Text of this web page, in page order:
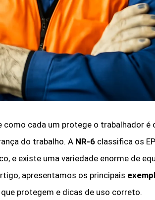
como cada um protege o trabalhador é
do trabalho. A NR-6 classifica os
e existe uma variedade enorme de
apresentamos os principais
protegem e dicas de uso correto.